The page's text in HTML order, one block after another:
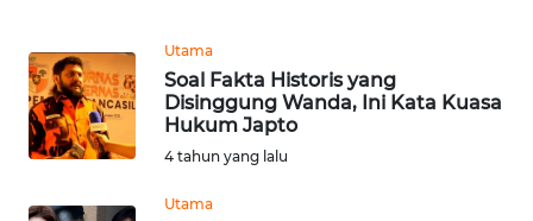
Utama
Soal Fakta Historis yang
Disinggung Wanda, Ini Kata Kuasa
Hukum Japto
4 tahun yang lalu
Utama
WN
NTB
SULTENG